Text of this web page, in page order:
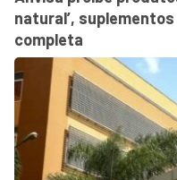
natural’,
completa